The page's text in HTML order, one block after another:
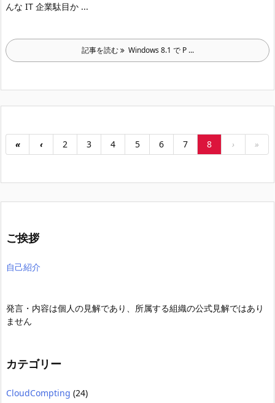
んな IT 企業駄目か ...
記事を読む Windows 8.1 で P ...
« ‹ 2 3 4 5 6 7 8 › »
ご挨拶
自己紹介
発言・内容は個人の見解であり、所属する組織の公式見解ではあり
ません
カテゴリー
CloudCompting (24)